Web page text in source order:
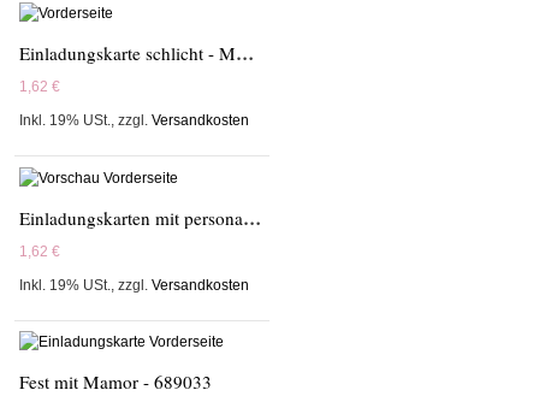
Einladungskarte schlicht - MO1005-30
1,62 €
Inkl. 19% USt.,zzgl.Versandkosten
Einladungskarten mit personalisierten Icons - MO1003
1,62 €
Inkl. 19% USt.,zzgl.Versandkosten
Fest mit Mamor - 689033